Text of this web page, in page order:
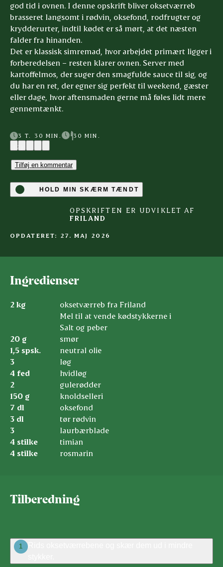
god tid i ovnen. I denne opskrift bliver oksetværreb
brasseret langsomt i rødvin, oksefond, rodfrugter og
krydderurter, indtil kødet er så mørt, at det næsten
falder fra hinanden.
Det er klassisk simremad, hvor arbejdet primært ligger i
forberedelsen – resten klarer ovnen. Server med
kartoffelmos, der suger den smagfulde sauce til sig, og
du har en ret, der egner sig perfekt til weekend, gæster
eller dage, hvor aftensmaden gerne må føles lidt mere
gennemtænkt.
3 T. 30 MIN.
30 MIN.
(2)
Tilføj en kommentar
HOLD MIN SKÆRM TÆNDT
OPSKRIFTEN ER UDVIKLET AF
FRILAND
OPDATERET: 27. MAJ 2026
Ingredienser
2 kg
oksetværreb fra Friland
Mel til at vende kødstykkerne i
Salt og peber
20 g
smør
1,5 spsk.
neutral olie
3
løg
4 fed
hvidløg
2
gulerødder
150 g
knoldselleri
7 dl
oksefond
3 dl
tør rødvin
3
laurbærblade
4 stilke
timian
4 stilke
rosmarin
Tilberedning
1
Rids oksetværrebene og skær dem ud i mindre